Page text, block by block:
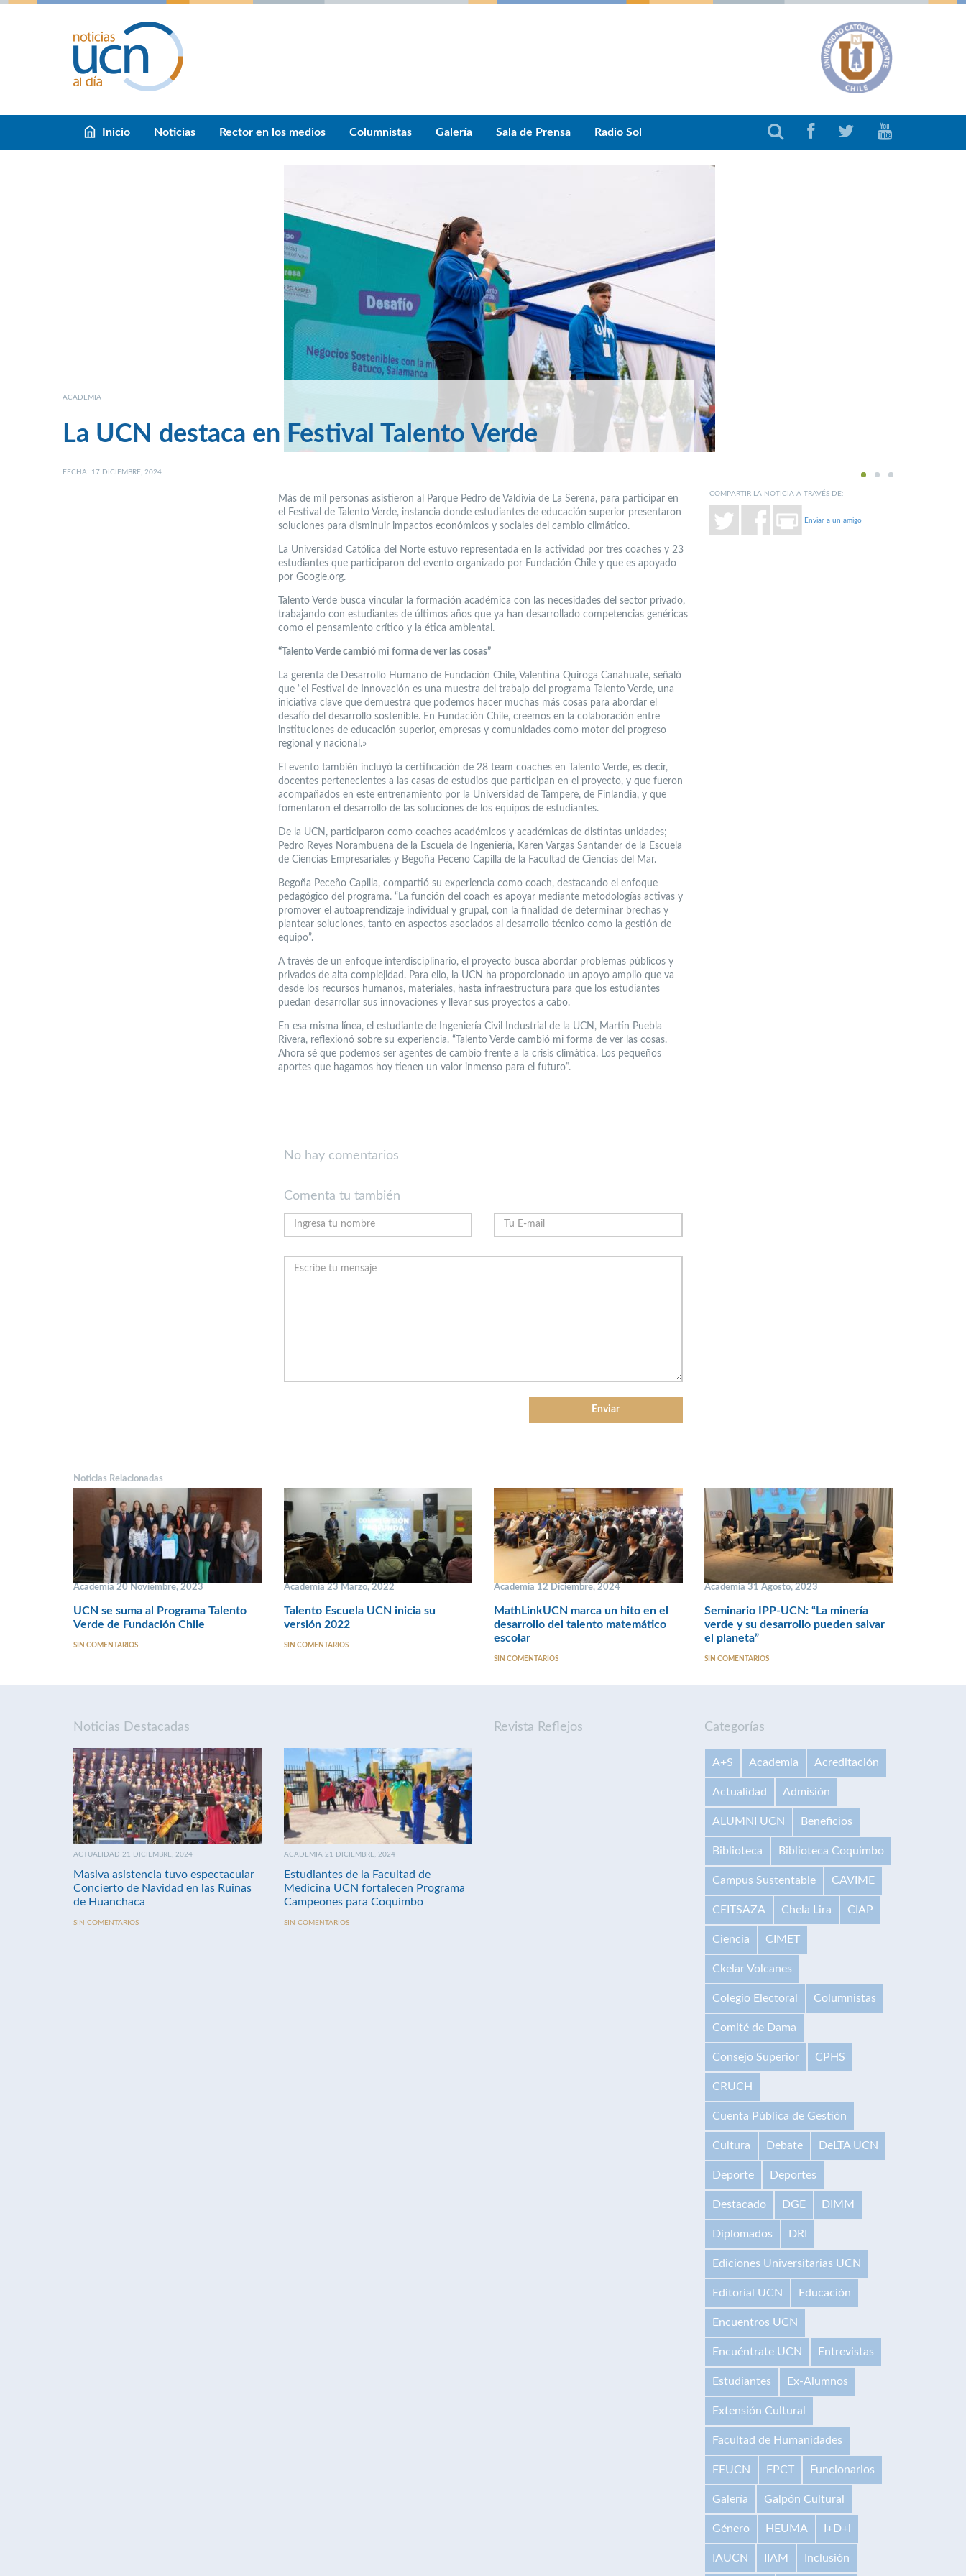
Inicio Noticias Rector en los medios Columnistas Galería Sala de Prensa Radio Sol
1 2 3
ACADEMIA
La UCN destaca en Festival Talento Verde
FECHA: 17 DICIEMBRE, 2024
Más de mil personas asistieron al Parque Pedro de Valdivia de La Serena, para participar en
el Festival de Talento Verde, instancia donde estudiantes de educación superior presentaron
soluciones para disminuir impactos económicos y sociales del cambio climático.
La Universidad Católica del Norte estuvo representada en la actividad por tres coaches y 23
estudiantes que participaron del evento organizado por Fundación Chile y que es apoyado
por Google.org.
Talento Verde busca vincular la formación académica con las necesidades del sector privado,
trabajando con estudiantes de últimos años que ya han desarrollado competencias genéricas
como el pensamiento crítico y la ética ambiental.
“Talento Verde cambió mi forma de ver las cosas”
La gerenta de Desarrollo Humano de Fundación Chile, Valentina Quiroga Canahuate, señaló
que “el Festival de Innovación es una muestra del trabajo del programa Talento Verde, una
iniciativa clave que demuestra que podemos hacer muchas más cosas para abordar el
desafío del desarrollo sostenible. En Fundación Chile, creemos en la colaboración entre
instituciones de educación superior, empresas y comunidades como motor del progreso
regional y nacional.»
El evento también incluyó la certificación de 28 team coaches en Talento Verde, es decir,
docentes pertenecientes a las casas de estudios que participan en el proyecto, y que fueron
acompañados en este entrenamiento por la Universidad de Tampere, de Finlandia, y que
fomentaron el desarrollo de las soluciones de los equipos de estudiantes.
De la UCN, participaron como coaches académicos y académicas de distintas unidades;
Pedro Reyes Norambuena de la Escuela de Ingeniería, Karen Vargas Santander de la Escuela
de Ciencias Empresariales y Begoña Peceno Capilla de la Facultad de Ciencias del Mar.
Begoña Peceño Capilla, compartió su experiencia como coach, destacando el enfoque
pedagógico del programa. “La función del coach es apoyar mediante metodologías activas y
promover el autoaprendizaje individual y grupal, con la finalidad de determinar brechas y
plantear soluciones, tanto en aspectos asociados al desarrollo técnico como la gestión de
equipo”.
A través de un enfoque interdisciplinario, el proyecto busca abordar problemas públicos y
privados de alta complejidad. Para ello, la UCN ha proporcionado un apoyo amplio que va
desde los recursos humanos, materiales, hasta infraestructura para que los estudiantes
puedan desarrollar sus innovaciones y llevar sus proyectos a cabo.
En esa misma línea, el estudiante de Ingeniería Civil Industrial de la UCN, Martín Puebla
Rivera, reflexionó sobre su experiencia. “Talento Verde cambió mi forma de ver las cosas.
Ahora sé que podemos ser agentes de cambio frente a la crisis climática. Los pequeños
aportes que hagamos hoy tienen un valor inmenso para el futuro”.
COMPARTIR LA NOTICIA A TRAVÉS DE:
Enviar a un amigo
No hay comentarios
Comenta tu también
Noticias Relacionadas
Academia 20 Noviembre, 2023
UCN se suma al Programa Talento
Verde de Fundación Chile
SIN COMENTARIOS
Academia 23 Marzo, 2022
Talento Escuela UCN inicia su
versión 2022
SIN COMENTARIOS
Academia 12 Diciembre, 2024
MathLinkUCN marca un hito en el
desarrollo del talento matemático
escolar
SIN COMENTARIOS
Academia 31 Agosto, 2023
Seminario IPP-UCN: “La minería
verde y su desarrollo pueden salvar
el planeta”
SIN COMENTARIOS
Noticias Destacadas
ACTUALIDAD 21 DICIEMBRE, 2024
Masiva asistencia tuvo espectacular
Concierto de Navidad en las Ruinas
de Huanchaca
SIN COMENTARIOS
ACADEMIA 21 DICIEMBRE, 2024
Estudiantes de la Facultad de
Medicina UCN fortalecen Programa
Campeones para Coquimbo
SIN COMENTARIOS
Revista Reflejos Categorías
A+S Academia Acreditación
Actualidad Admisión
ALUMNI UCN Beneficios
Biblioteca Biblioteca Coquimbo
Campus Sustentable CAVIME
CEITSAZA Chela Lira CIAP
Ciencia CIMET
Ckelar Volcanes
Colegio Electoral Columnistas
Comité de Dama
Consejo Superior CPHS
CRUCH
Cuenta Pública de Gestión
Cultura Debate DeLTA UCN
Deporte Deportes
Destacado DGE DIMM
Diplomados DRI
Ediciones Universitarias UCN
Editorial UCN Educación
Encuentros UCN
Encuéntrate UCN Entrevistas
Estudiantes Ex-Alumnos
Extensión Cultural
Facultad de Humanidades
FEUCN FPCT Funcionarios
Galería Galpón Cultural
Género HEUMA I+D+i
IAUCN IIAM Inclusión